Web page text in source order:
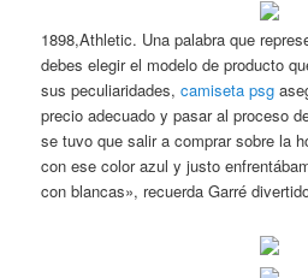
1898,Athletic. Una palabra que
debes elegir el modelo de producto
sus peculiaridades,camiseta psg
precio adecuado y pasar al proceso
se tuvo que salir a comprar sobre la
con ese color azul y justo
con blancas», recuerda Garré